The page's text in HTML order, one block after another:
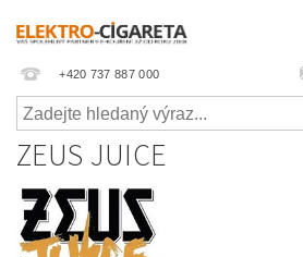
+420 737 887 000
ZEUS JUICE